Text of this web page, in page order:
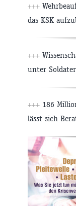
+++
das KSK
+++
unter
+++ 186
lässt sich